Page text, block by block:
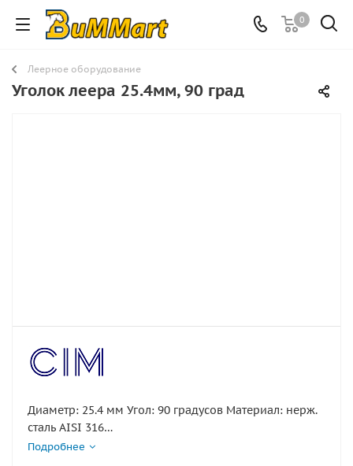
0
Леерное оборудование
Уголок леера 25.4мм, 90 град
Диаметр: 25.4 мм Угол: 90 градусов Материал: нерж.
сталь AISI 316
Подробнее